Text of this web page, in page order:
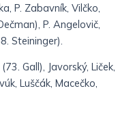
P. Zabavník, Vilčko,
P. Angelovič,
Steininger).
Gall), Javorský, Liček,
Luščák, Macečko,